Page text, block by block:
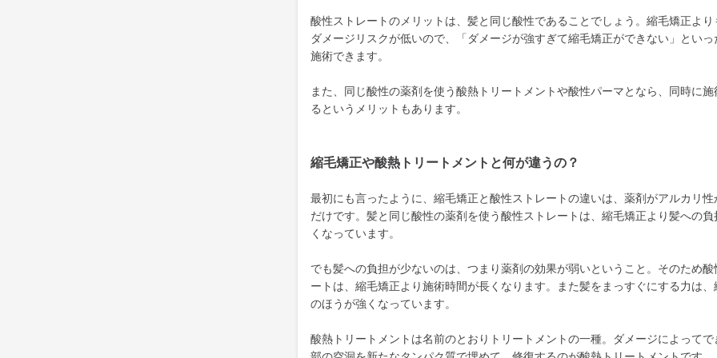
酸性ストレートのメリットは、髪と同じ酸性であることでしょう。縮毛矯正より
ダメージリスクが低いので、「ダメージが強すぎて縮毛矯正ができない」といっ
施術できます。
また、同じ酸性の薬剤を使う酸熱トリートメントや酸性パーマとなら、同時に施
るというメリットもあります。
縮毛矯正や酸熱トリートメントと何が違うの？
最初にも言ったように、縮毛矯正と酸性ストレートの違いは、薬剤がアルカリ性
だけです。髪と同じ酸性の薬剤を使う酸性ストレートは、縮毛矯正より髪への負
くなっています。
でも髪への負担が少ないのは、つまり薬剤の効果が弱いということ。そのため酸
ートは、縮毛矯正より施術時間が長くなります。また髪をまっすぐにする力は、
のほうが強くなっています。
酸熱トリートメントは名前のとおりトリートメントの一種。ダメージによってで